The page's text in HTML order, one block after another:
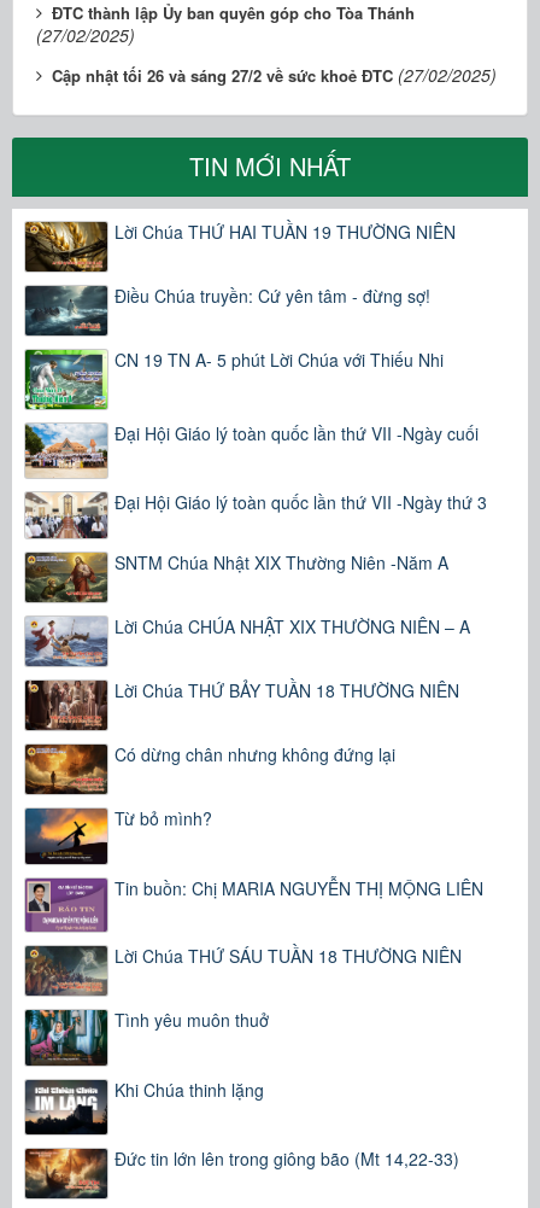
ĐTC thành lập Ủy ban quyên góp cho Tòa Thánh
(27/02/2025)
Cập nhật tối 26 và sáng 27/2 về sức khoẻ ĐTC (27/02/2025)
TIN MỚI NHẤT
Lời Chúa THỨ HAI TUẦN 19 THƯỜNG NIÊN
Điều Chúa truyền: Cứ yên tâm - đừng sợ!
CN 19 TN A- 5 phút Lời Chúa với Thiếu Nhi
Đại Hội Giáo lý toàn quốc lần thứ VII -Ngày cuối
Đại Hội Giáo lý toàn quốc lần thứ VII -Ngày thứ 3
SNTM Chúa Nhật XIX Thường Niên -Năm A
Lời Chúa CHÚA NHẬT XIX THƯỜNG NIÊN – A
Lời Chúa THỨ BẢY TUẦN 18 THƯỜNG NIÊN
Có dừng chân nhưng không đứng lại
Từ bỏ mình?
Tin buồn: Chị MARIA NGUYỄN THỊ MỘNG LIÊN
Lời Chúa THỨ SÁU TUẦN 18 THƯỜNG NIÊN
Tình yêu muôn thuở
Khi Chúa thinh lặng
Đức tin lớn lên trong giông bão (Mt 14,22-33)